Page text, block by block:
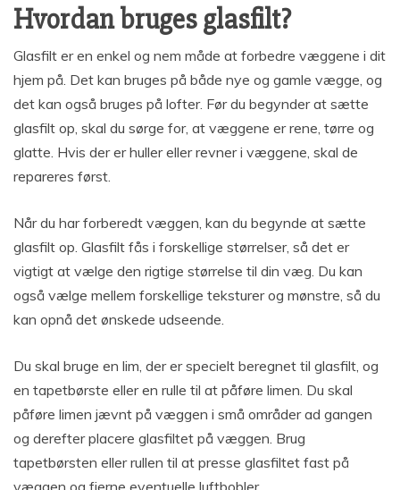
Hvordan bruges glasfilt?
Glasfilt er en enkel og nem måde at forbedre væggene i dit
hjem på. Det kan bruges på både nye og gamle vægge, og
det kan også bruges på lofter. Før du begynder at sætte
glasfilt op, skal du sørge for, at væggene er rene, tørre og
glatte. Hvis der er huller eller revner i væggene, skal de
repareres først.
Når du har forberedt væggen, kan du begynde at sætte
glasfilt op. Glasfilt fås i forskellige størrelser, så det er
vigtigt at vælge den rigtige størrelse til din væg. Du kan
også vælge mellem forskellige teksturer og mønstre, så du
kan opnå det ønskede udseende.
Du skal bruge en lim, der er specielt beregnet til glasfilt, og
en tapetbørste eller en rulle til at påføre limen. Du skal
påføre limen jævnt på væggen i små områder ad gangen
og derefter placere glasfiltet på væggen. Brug
tapetbørsten eller rullen til at presse glasfiltet fast på
væggen og fjerne eventuelle luftbobler.